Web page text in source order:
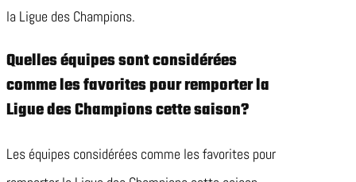
la Ligue des Champions.
Quelles équipes sont considérées
comme les favorites pour remporter la
Ligue des Champions cette saison?
Les équipes considérées comme les favorites pour